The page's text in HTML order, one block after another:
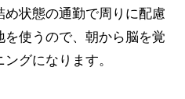
状態の通勤で周りに配慮
使うので、朝から脳を覚
グになります。